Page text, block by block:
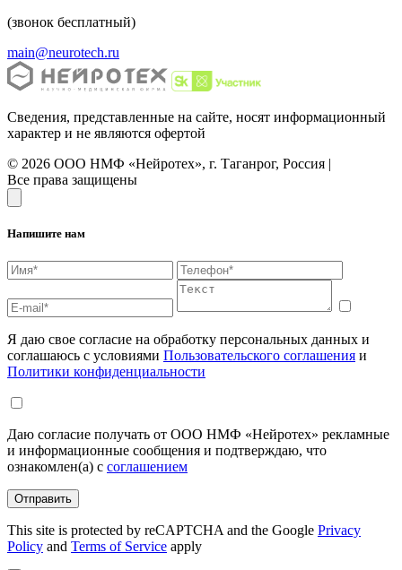
(звонок бесплатный)
main@neurotech.ru
Сведения, представленные на сайте, носят информационный
характер и не являются офертой
© 2026 ООО НМФ «Нейротех», г. Таганрог, Россия |
Все права защищены
Напишите нам
Я даю свое согласие на обработку персональных данных и
соглашаюсь с условиями Пользовательского соглашения и
Политики конфиденциальности
Даю согласие получать от ООО НМФ «Нейротех» рекламные
и информационные сообщения и подтверждаю, что
ознакомлен(а) с соглашением
Отправить
This site is protected by reCAPTCHA and the Google Privacy
Policy and Terms of Service apply